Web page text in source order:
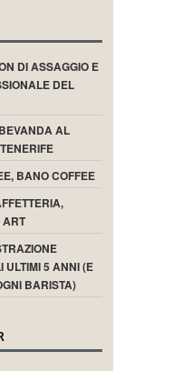
DI ASSAGGIO E
DEL
AL
BANO COFFEE
ART
ULTIMI 5 ANNI (E
BARISTA)